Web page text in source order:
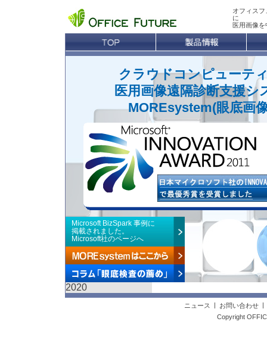
オフィス
に
医用画像
クラウドコンピューテ
医用画像遠隔診断支援シ
MOREsystem(眼底画
Microsoft BizSpark 事例に
掲載されました。
Microsoft社のページへ
2020
ニュース | お問い合わせ |
Copyright